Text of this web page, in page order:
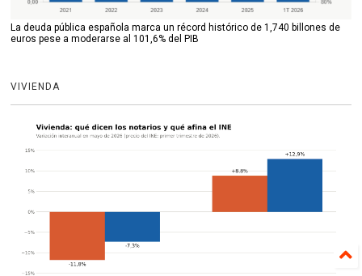
La deuda pública española marca un récord histórico de 1,740 billones de
euros pese a moderarse al 101,6% del PIB
VIVIENDA